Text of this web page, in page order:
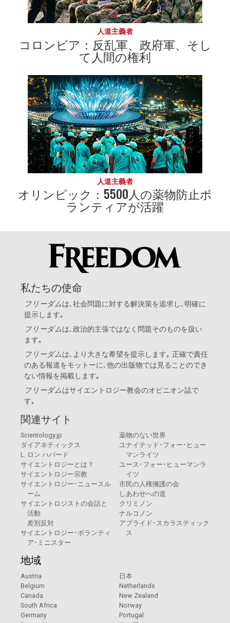
人道主義者
コロンビア：反乱軍、政府軍、そし
て人間の権利
人道主義者
オリンピック：5500人の薬物防止ボ
ランティアが活躍
私たちの使命
フリーダムは､社会問題に対する解決策を追求し､明確に
提示します｡
フリーダムは､政治的主張ではなく問題そのものを扱い
ます｡
フリーダムは､より大きな希望を提示します｡ 正確で責任
のある報道をモットーに､他の出版物では見ることのでき
ない情報を掲載します｡
フリーダムはサイエントロジー教会のオピニオン誌で
す｡
関連サイト
Scientology.jp
ダイアネティックス
L. ロン ハバード
サイエントロジーとは？
サイエントロジー宗教
サイエントロジー･ニュースル
ーム
サイエントロジストの会話と
活動
差別反対
サイエントロジー･ボランティ
ア･ミニスター
薬物のない世界
ユナイテッド･フォー･ヒュー
マンライツ
ユース･フォー･ヒューマンラ
イツ
市民の人権擁護の会
しあわせへの道
クリミノン
ナルコノン
アプライド･スカラスティック
ス
地域
Austria
Belgium
Canada
South Africa
Germany
日本
Netherlands
New Zealand
Norway
Portugal